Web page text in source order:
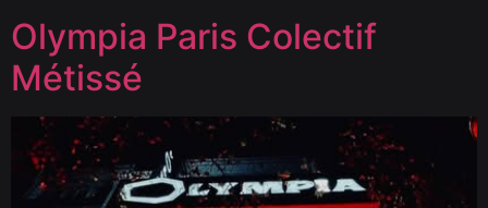
Olympia Paris Colectif
Métissé